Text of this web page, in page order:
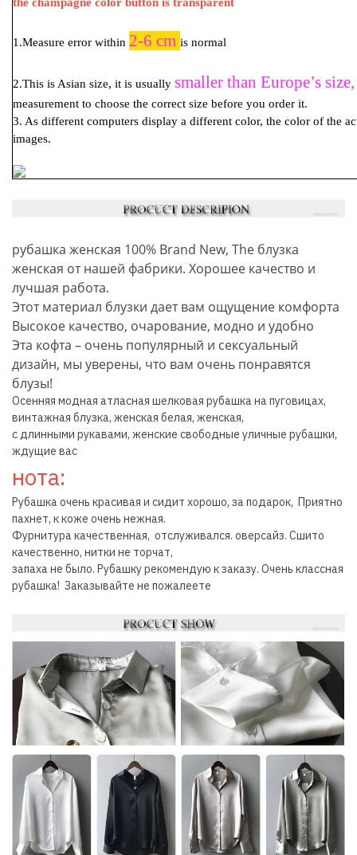
1.Measure error within 2-6 cm is normal
2.This is Asian size, it is usually smaller than Europe’s size,
measurement to choose the correct size before you order it.
3. As different computers display a different color, the color of the
images.
рубашка женская 100% Brand New, The блузка
женская от нашей фабрики. Хорошее качество и
лучшая работа.
Этот материал блузки дает вам ощущение комфорта
Высокое качество, очарование, модно и удобно
Эта кофта – очень популярный и сексуальный
дизайн, мы уверены, что вам очень понравятся
блузы!
Осенняя модная атласная шелковая рубашка на пуговицах,
винтажная блузка, женская белая, женская,
с длинными рукавами, женские свободные уличные рубашки,
ждущие вас
нота:
Рубашка очень красивая и сидит хорошо, за подарок, Приятно
пахнет, к коже очень нежная.
Фурнитура качественная, отслуживался. оверсайз. Сшито
качественно, нитки не торчат,
запаха не было. Рубашку рекомендую к заказу. Очень классная
рубашка! Заказывайте не пожалеете